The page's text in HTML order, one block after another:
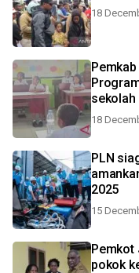
18
sekolah
18
PLN
2025
15
Pemkot
pokok